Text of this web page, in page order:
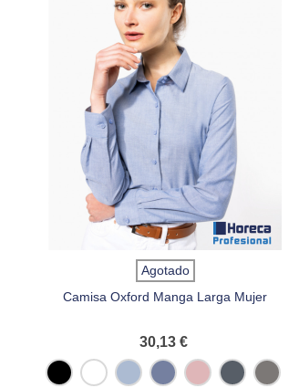
Agotado
Camisa Oxford Manga Larga Mujer
30,13 €
Negro Blanco Oxford
Blue
Oxford
Cobalt
Oxford
Pink
Oxford
Navy
Oxford
Silver